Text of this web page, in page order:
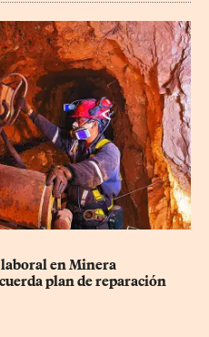
en Minera
plan de reparación